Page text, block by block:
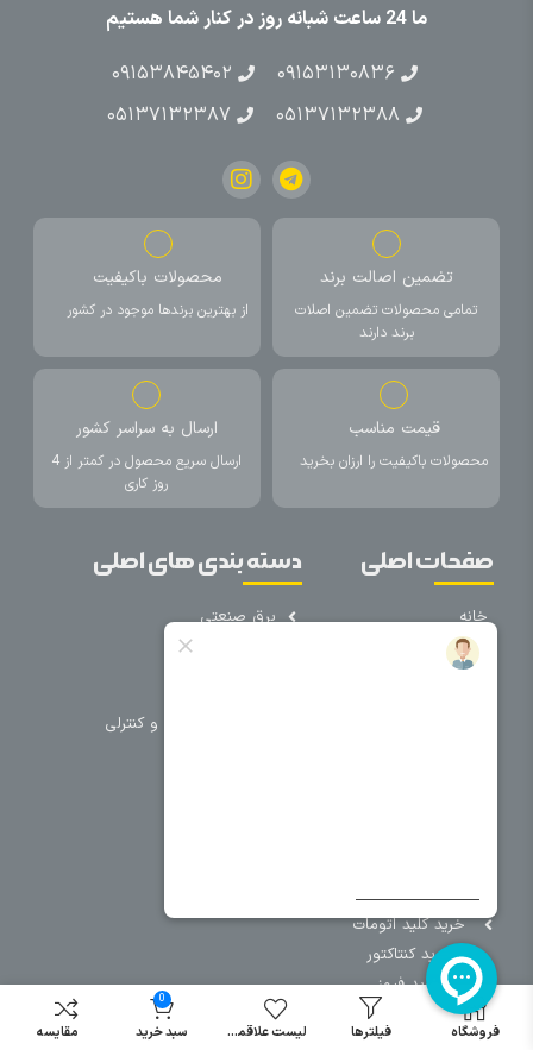
ما 24 ساعت شبانه روز در کنار شما هستیم
۰۹۱۵۳۱۳۰۸۳۶
۰۹۱۵۳۸۴۵۴۰۲
۰۵۱۳۷۱۳۲۳۸۸
۰۵۱۳۷۱۳۲۳۸۷
تضمین اصالت برند
تمامی محصولات تضمین اصلات
برند دارند
محصولات باکیفیت
از بهترین برندها موجود در کشور
قیمت مناسب
محصولات باکیفیت را ارزان بخرید
ارسال به سراسر کشور
ارسال سریع محصول در کمتر از 4
روز کاری
صفحات اصلی
خانه
درباره ما
دسته بندی های اصلی
برق صنعتی
تجهیزات حفاظتی و کنترلی
خرید کلید اتومات
خرید کنتاکتور
خرید فیوز
مینیاتوری
خرید میکرو
فروشگاه فیلترها لیست علاقمندی
0
سبد خرید مقایسه